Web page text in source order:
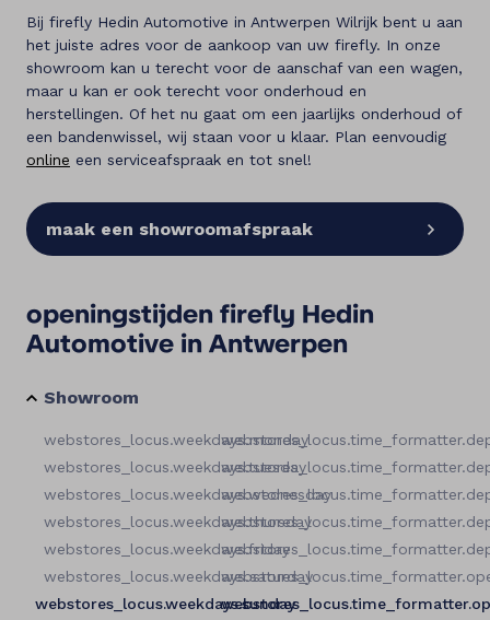
Bij firefly Hedin Automotive in Antwerpen Wilrijk bent u aan
het juiste adres voor de aankoop van uw firefly. In onze
showroom kan u terecht voor de aanschaf van een wagen,
maar u kan er ook terecht voor onderhoud en
herstellingen. Of het nu gaat om een jaarlijks onderhoud of
een bandenwissel, wij staan voor u klaar. Plan eenvoudig
online een serviceafspraak en tot snel!
maak een showroomafspraak
openingstijden firefly Hedin
Automotive in Antwerpen
Showroom
webstores_locus.weekdays.monday
webstores_locus.weekdays.tuesday
webstores_locus.weekdays.wednesday
webstores_locus.weekdays.thursday
webstores_locus.weekdays.friday
webstores_locus.weekdays.saturday
webstores_locus.weekdays.sunday